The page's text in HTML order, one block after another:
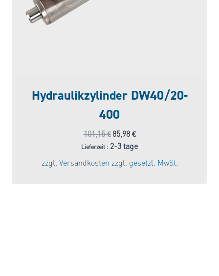
Hydraulikzylinder DW40/20-
400
101,15€ Ursprünglicher
Preis
war:
101,15 €
85,98 €Aktueller
Preis
Lieferzeit : 2-3 tage
zzgl. Versandkosten zzgl. gesetzl. MwSt.